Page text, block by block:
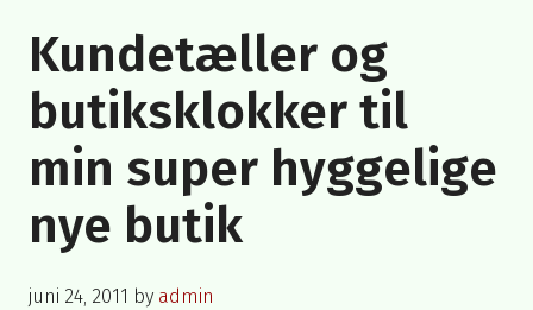
Kundetæller og
butiksklokker til
min super hyggelige
nye butik
Posted
juni 24, 2011 by admin